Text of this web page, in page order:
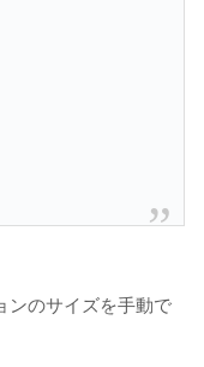
ンのサイズを手動で